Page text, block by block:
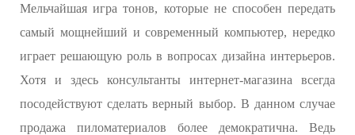
Мельчайшая игра тонов, которые не способен передать
самый мощнейший и современный компьютер, нередко
играет решающую роль в вопросах дизайна интерьеров.
Хотя и здесь консультанты интернет-магазина всегда
посодействуют сделать верный выбор. В данном случае
продажа пиломатериалов более демократична. Ведь